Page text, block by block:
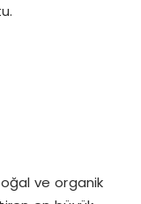
ve organik